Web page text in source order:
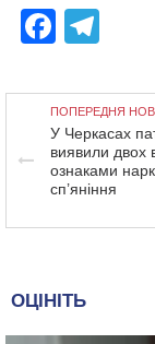
ПОПЕРЕДНЯ
У Черкасах
виявили двох
ознаками
сп’яніння